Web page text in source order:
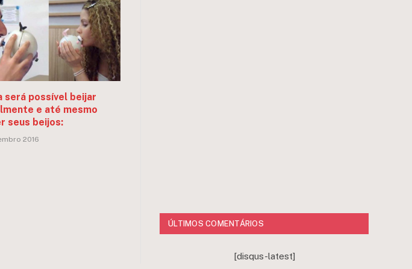
será possível beijar
e até mesmo
seus beijos:
2016
ÚLTIMOS COMENTÁRIOS
[disqus-latest]